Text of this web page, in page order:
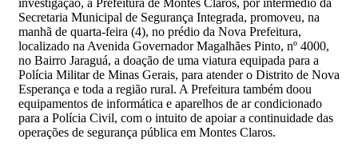
Secretaria Municipal de Segurança Integrada, promoveu, na
manhã de quarta-feira (4), no prédio da Nova Prefeitura,
localizado na Avenida Governador Magalhães Pinto, nº 4000,
no Bairro Jaraguá, a doação de uma viatura equipada para a
Polícia Militar de Minas Gerais, para atender o Distrito de Nova
Esperança e toda a região rural. A Prefeitura também doou
equipamentos de informática e aparelhos de ar condicionado
para a Polícia Civil, com o intuito de apoiar a continuidade das
operações de segurança pública em Montes Claros.